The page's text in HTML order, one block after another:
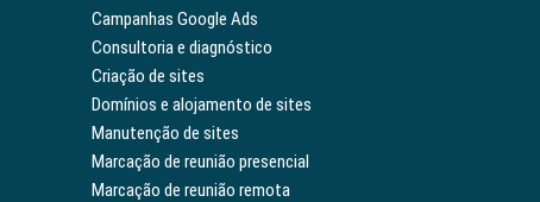
Campanhas Google Ads
Consultoria e diagnóstico
Criação de sites
Domínios e alojamento de sites
Manutenção de sites
Marcação de reunião presencial
Marcação de reunião remota